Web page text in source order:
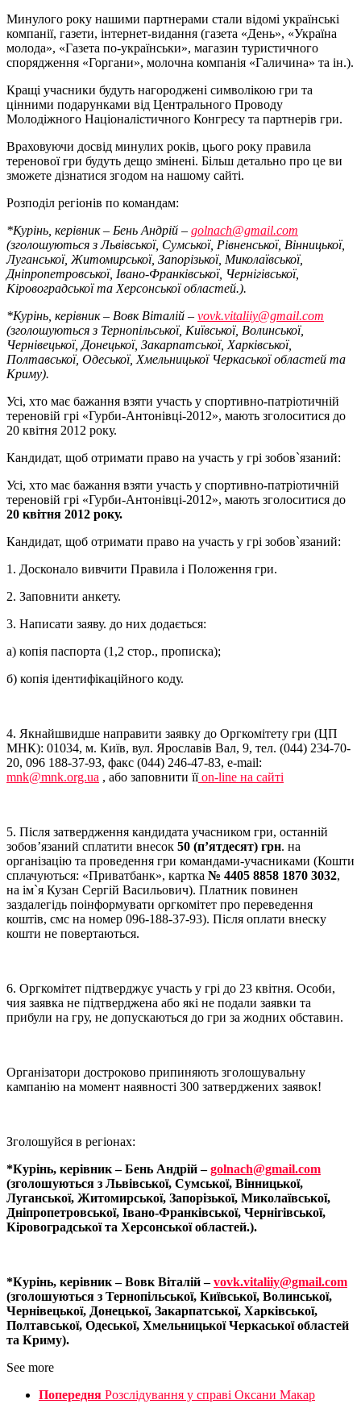
Минулого року нашими партнерами стали відомі українські
компанії, газети, інтернет-видання (газета «День», «Україна
молода», «Газета по-українськи», магазин туристичного
спорядження «Горгани», молочна компанія «Галичина» та ін.).
Кращі учасники будуть нагороджені символікою гри та
цінними подарунками від Центрального Проводу
Молодіжного Націоналістичного Конгресу та партнерів гри.
Враховуючи досвід минулих років, цього року правила
теренової гри будуть дещо змінені. Більш детально про це ви
зможете дізнатися згодом на нашому сайті.
Розподіл регіонів по командам:
*Курінь, керівник – Бень Андрій – golnach@gmail.com
(зголошуються з Львівської, Сумської, Рівненської, Вінницької,
Луганської, Житомирської, Запорізької, Миколаївської,
Дніпропетровської, Івано-Франківської, Чернігівської,
Кіровоградської та Херсонської областей.).
*Курінь, керівник – Вовк Віталій – vovk.vitaliiy@gmail.com
(зголошуються з Тернопільської, Київської, Волинської,
Чернівецької, Донецької, Закарпатської, Харківської,
Полтавської, Одеської, Хмельницької Черкаської областей та
Криму).
Усі, хто має бажання взяти участь у спортивно-патріотичній
тереновій грі «Гурби-Антонівці-2012», мають зголоситися до
20 квітня 2012 року.
Кандидат, щоб отримати право на участь у грі зобов`язаний:
Усі, хто має бажання взяти участь у спортивно-патріотичній
тереновій грі «Гурби-Антонівці-2012», мають зголоситися до
20 квітня 2012 року.
Кандидат, щоб отримати право на участь у грі зобов`язаний:
1. Досконало вивчити Правила і Положення гри.
2. Заповнити анкету.
3. Написати заяву. до них додається:
а) копія паспорта (1,2 стор., прописка);
б) копія ідентифікаційного коду.
4. Якнайшвидше направити заявку до Оргкомітету гри (ЦП
МНК): 01034, м. Київ, вул. Ярославів Вал, 9, тел. (044) 234-70-
20, 096 188-37-93, факс (044) 246-47-83, e-mail:
mnk@mnk.org.ua , або заповнити їїon-line на сайті
5. Після затвердження кандидата учасником гри, останній
зобов’язаний сплатити внесок 50 (п’ятдесят) грн. на
організацію та проведення гри командами-учасниками (Кошти
сплачуються: «Приватбанк», картка № 4405 8858 1870 3032,
на ім`я Кузан Сергій Васильович). Платник повинен
заздалегідь поінформувати оргкомітет про переведення
коштів, смс на номер 096-188-37-93). Після оплати внеску
кошти не повертаються.
6. Оргкомітет підтверджує участь у грі до 23 квітня. Особи,
чия заявка не підтверджена або які не подали заявки та
прибули на гру, не допускаються до гри за жодних обставин.
Організатори достроково припиняють зголошувальну
кампанію на момент наявності 300 затверджених заявок!
Зголошуйся в регіонах:
*Курінь, керівник – Бень Андрій –golnach@gmail.com
(зголошуються з Львівської, Сумської, Вінницької,
Луганської, Житомирської, Запорізької, Миколаївської,
Дніпропетровської, Івано-Франківської, Чернігівської,
Кіровоградської та Херсонської областей.).
*Курінь, керівник – Вовк Віталій –vovk.vitaliiy@gmail.com
(зголошуються з Тернопільської, Київської, Волинської,
Чернівецької, Донецької, Закарпатської, Харківської,
Полтавської, Одеської, Хмельницької Черкаської областей
та Криму).
See more
Попередня Розслідування у справі Оксани Макар